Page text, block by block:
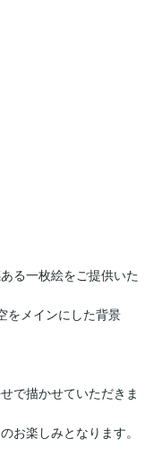
る一枚絵をご提供いた
をメインにした背景
で描かせていただきま
お楽しみとなります。